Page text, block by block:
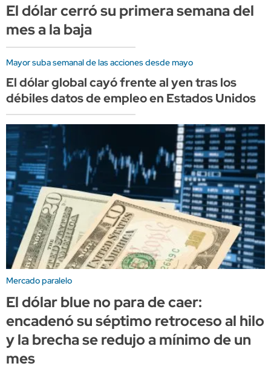
El dólar cerró su primera semana del
mes a la baja
Mayor suba semanal de las acciones desde mayo
El dólar global cayó frente al yen tras los
débiles datos de empleo en Estados Unidos
Mercado paralelo
El dólar blue no para de caer:
encadenó su séptimo retroceso al hilo
y la brecha se redujo a mínimo de un
mes